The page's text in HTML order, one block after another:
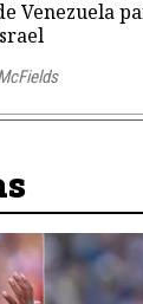
Venezuela